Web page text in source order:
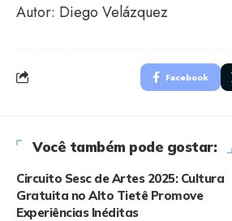
Autor: Diego Velázquez
Facebook
Você também pode gostar:
Circuito Sesc de Artes 2025: Cultura
Gratuita no Alto Tietê Promove
Experiências Inéditas